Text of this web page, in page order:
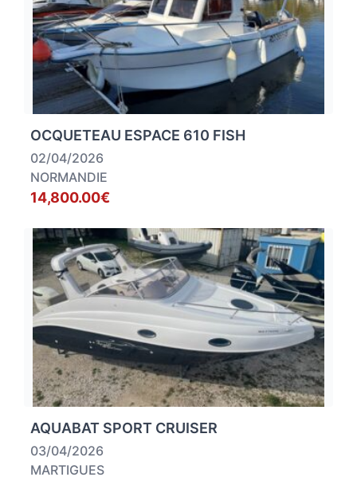
OCQUETEAU ESPACE 610 FISH
02/04/2026
NORMANDIE
14,800.00€
AQUABAT SPORT CRUISER
03/04/2026
MARTIGUES